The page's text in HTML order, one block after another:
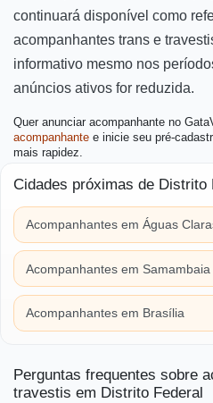
continuará disponível como
acompanhantes trans e
informativo mesmo nos
anúncios ativos for reduzida.
Quer anunciar acompanhante no
acompanhante e inicie seu pré-
mais rapidez.
Cidades próximas de Distrito
Acompanhantes em Águas
Acompanhantes em Samambaia
Acompanhantes em Brasília
Perguntas frequentes sobre
travestis em Distrito Federal